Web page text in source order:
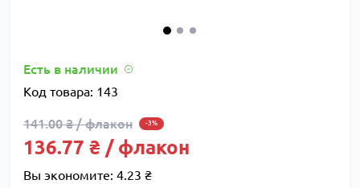
Есть в наличии
Код товара: 143
141.00 ₴ / флакон -3%
136.77 ₴ / флакон
Вы экономите: 4.23 ₴